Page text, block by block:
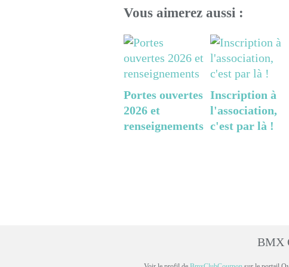
Vous aimerez aussi :
Portes ouvertes
2026 et
renseignements
Inscription à
l'association,
c'est par là !
BMX